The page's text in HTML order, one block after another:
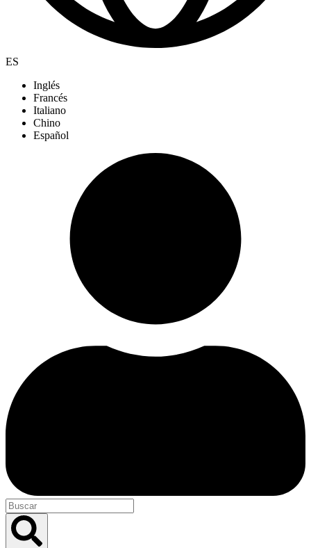
ES
Inglés
Francés
Italiano
Chino
Español